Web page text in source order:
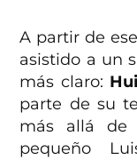
A partir de
asistido a un
más claro:
parte de su
más allá de
pequeño